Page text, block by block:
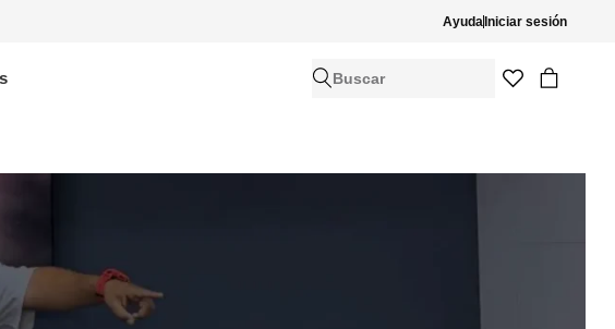
AyudaIniciar sesión
Buscar